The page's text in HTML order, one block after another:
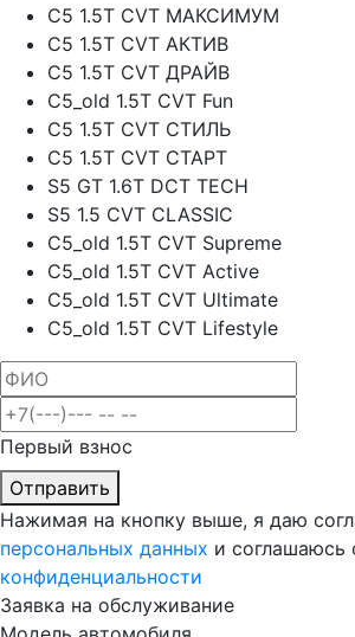
C5 1.5T CVT МАКСИМУМ
C5 1.5T CVT АКТИВ
C5 1.5T CVT ДРАЙВ
C5_old 1.5T CVT Fun
C5 1.5T CVT СТИЛЬ
C5 1.5T CVT СТАРТ
S5 GT 1.6T DCT TECH
S5 1.5 CVT CLASSIC
C5_old 1.5T CVT Supreme
C5_old 1.5T CVT Active
C5_old 1.5T CVT Ultimate
C5_old 1.5T CVT Lifestyle
Первый взнос
Отправить
Нажимая на кнопку выше, я даю
персональных данных и соглашаюсь
конфиденциальности
Заявка на обслуживание